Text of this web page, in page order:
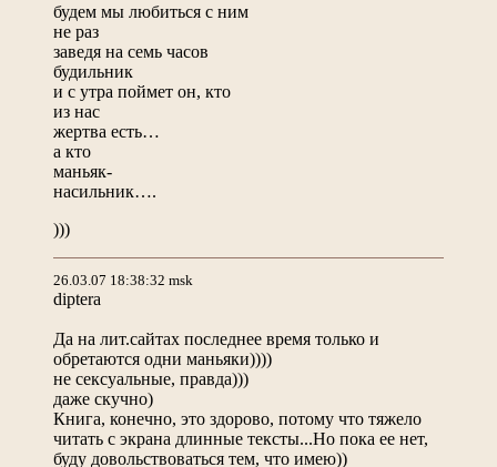
будем мы любиться с ним
не раз
заведя на семь часов
будильник
и с утра поймет он, кто
из нас
жертва есть…
а кто
маньяк-
насильник….
)))
26.03.07 18:38:32 msk
diptera
Да на лит.сайтах последнее время только и
обретаются одни маньяки))))
не сексуальные, правда)))
даже скучно)
Книга, конечно, это здорово, потому что тяжело
читать с экрана длинные тексты...Но пока ее нет,
буду довольствоваться тем, что имею))